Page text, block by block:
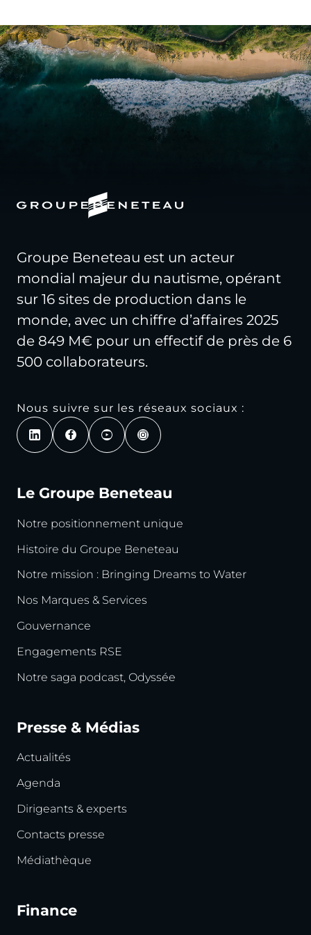
Groupe Beneteau est un acteur
mondial majeur du nautisme, opérant
sur 16 sites de production dans le
monde, avec un chiffre d’affaires 2025
de 849 M€ pour un effectif de près de 6
500 collaborateurs.
Nous suivre sur les réseaux sociaux :
Le Groupe Beneteau
Notre positionnement unique
Histoire du Groupe Beneteau
Notre mission : Bringing Dreams to Water
Nos Marques & Services
Gouvernance
Engagements RSE
Notre saga podcast, Odyssée
Presse & Médias
Actualités
Agenda
Dirigeants & experts
Contacts presse
Médiathèque
Finance